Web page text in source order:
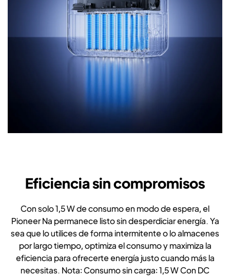
Eficiencia sin compromisos
Con solo 1,5 W de consumo en modo de espera, el
Pioneer Na permanece listo sin desperdiciar energía. Ya
sea que lo utilices de forma intermitente o lo almacenes
por largo tiempo, optimiza el consumo y maximiza la
eficiencia para ofrecerte energía justo cuando más la
necesitas. Nota: Consumo sin carga: 1,5 W Con DC